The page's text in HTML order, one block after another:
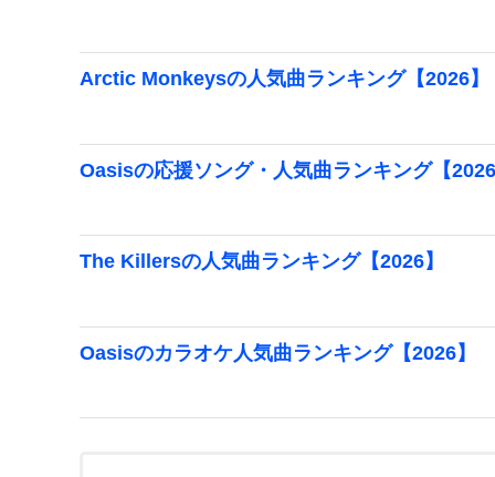
Arctic Monkeysの人気曲ランキング【2026】
Oasisの応援ソング・人気曲ランキング【2026
The Killersの人気曲ランキング【2026】
Oasisのカラオケ人気曲ランキング【2026】